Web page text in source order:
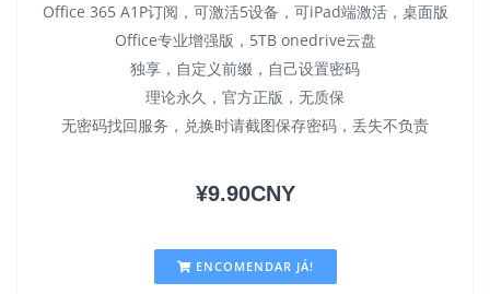
Office 365 A1P订阅，可激活5设备，可iPad端激活，桌面版
Office专业增强版，5TB onedrive云盘
独享，自定义前缀，自己设置密码
理论永久，官方正版，无质保
无密码找回服务，兑换时请截图保存密码，丢失不负责
¥9.90CNY
ENCOMENDAR JÁ!